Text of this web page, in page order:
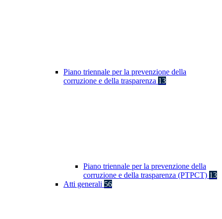
Piano triennale per la prevenzione della
corruzione e della trasparenza 13
Piano triennale per la prevenzione della
corruzione e della trasparenza (PTPCT) 13
Atti generali 56